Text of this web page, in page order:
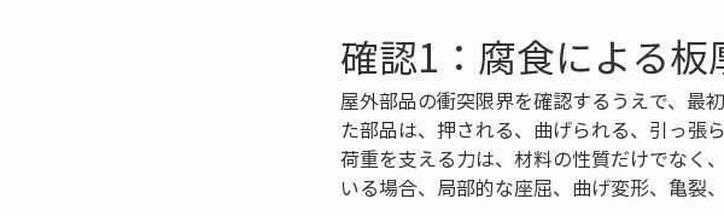
確認1：腐食による
屋外部品の衝突限界を確認するうえで、最
た部品は、押される、曲げられる、引っ張
荷重を支える力は、材料の性質だけでなく
いる場合、局部的な座屈、曲げ変形、亀裂